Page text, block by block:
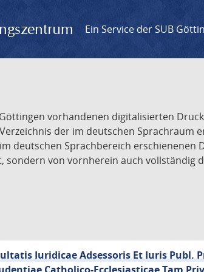
Ein Service der SUB
vorhandenen digitalisierten
der im deutschen Sprachraum
deutschen Sprachbereich erschienenen
von vornherein auch vollständig
Iuridicae Adsessoris Et Iuris Publ.